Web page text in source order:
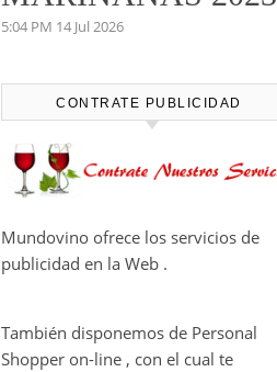
5:04 PM 14 Jul 2026
CONTRATE PUBLICIDAD
Mundovino ofrece los servicios de
publicidad en la Web .
También disponemos de Personal
Shopper on-line , con el cual te